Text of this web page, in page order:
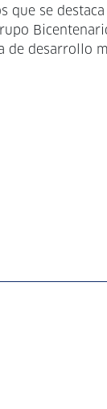
se
de desarrollo